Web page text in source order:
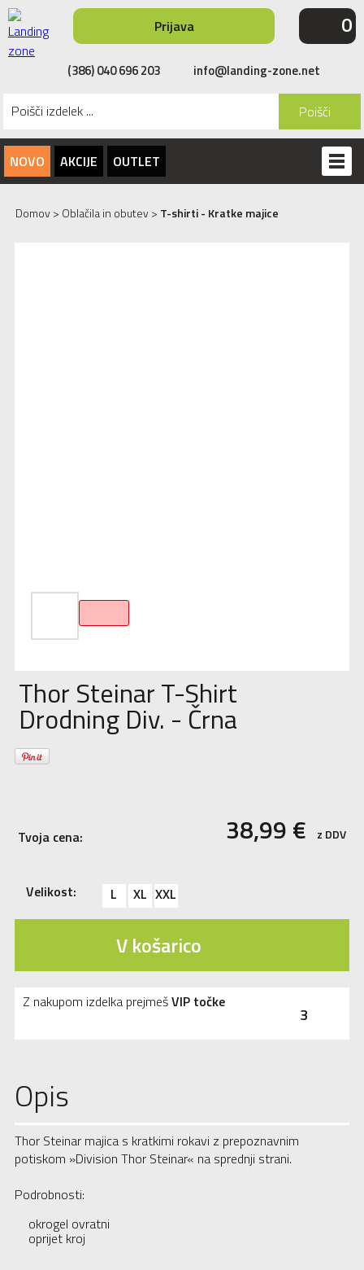
NOVO AKCIJE OUTLET
(386) 040 696 203 info@landing-zone.net
Prijava
Poišči
0
Domov> Oblačila in obutev> T-shirti - Kratke majice
Thor Steinar T-Shirt
Drodning Div. - Črna
38,99€ z DDV
Tvoja cena:
Velikost: L XL XXL
V košarico
3
Z nakupom izdelka prejmešVIP točke
Opis
Thor Steinar majica s kratkimi rokavi z prepoznavnim
potiskom »Division Thor Steinar« na sprednji strani.
Podrobnosti:
okrogel ovratni
oprijet kroj